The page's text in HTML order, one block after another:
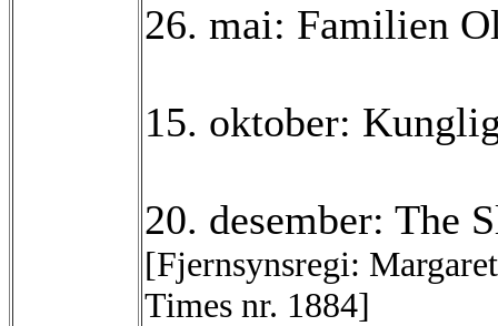
26. mai: Familien
15. oktober:
20. desember: The
[Fjernsynsregi:
Times nr. 1884]